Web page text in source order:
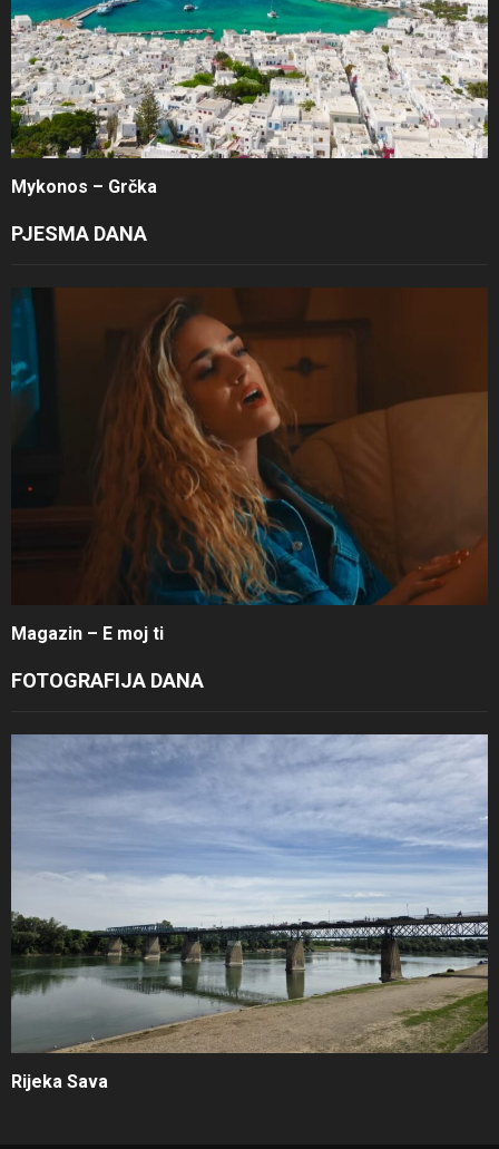
Mykonos – Grčka
PJESMA DANA
Magazin – E moj ti
FOTOGRAFIJA DANA
Rijeka Sava